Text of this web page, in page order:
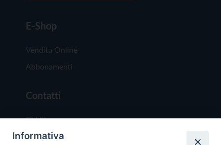
E-Shop
Vendita Online
Abbonamenti
Contatti
Chi Siamo
Redazione
Informativa